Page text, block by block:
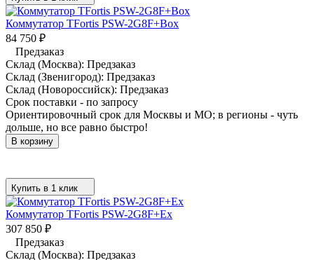
Коммутатор TFortis PSW-2G8F+Box
84 750 ₽
Предзаказ
Склад (Москва): Предзаказ
Склад (Звенигород): Предзаказ
Склад (Новороссийск): Предзаказ
Срок поставки - по запросу
Ориентировочный срок для Москвы и МО; в регионы - чуть
дольше, но все равно быстро!
В корзину
Купить в 1 клик
Коммутатор TFortis PSW-2G8F+Ex
307 850 ₽
Предзаказ
Склад (Москва): Предзаказ